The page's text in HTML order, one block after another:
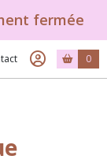
fermée
0